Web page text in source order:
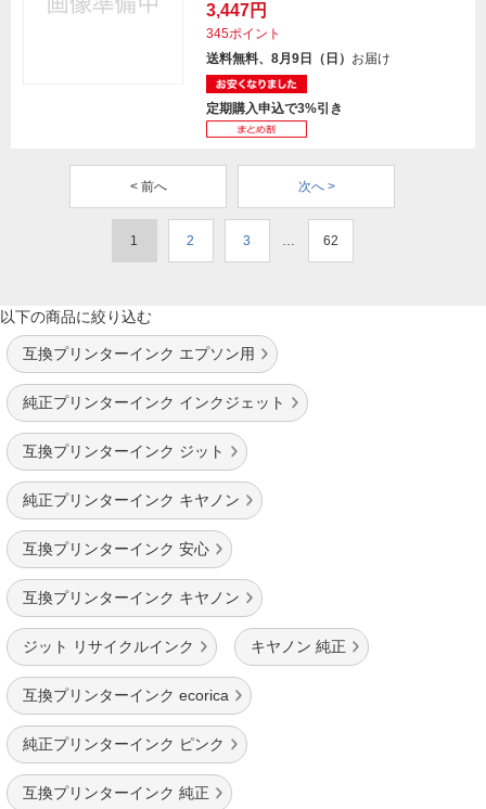
3,447円
345ポイント
送料無料、8月9日（日） お届け
定期購入申込で3%引き
< 前へ 次へ >
1 2 3 … 62
以下の商品に絞り込む
互換プリンターインク エプソン用
純正プリンターインク インクジェット
互換プリンターインク ジット
純正プリンターインク キヤノン
互換プリンターインク 安心
互換プリンターインク キヤノン
ジット リサイクルインク キヤノン 純正
互換プリンターインク ecorica
純正プリンターインク ピンク
互換プリンターインク 純正